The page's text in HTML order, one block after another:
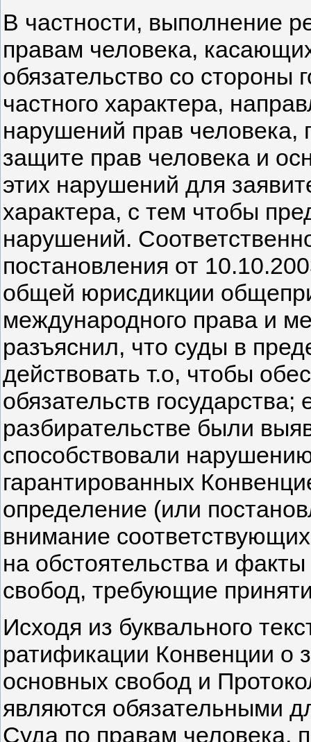
В частности, выполнение
правам человека,
обязательство со стороны
частного характера,
нарушений прав человека,
защите прав человека и
этих нарушений для
характера, с тем чтобы
нарушений.
постановления от
общей юрисдикции
международного права и
разъяснил, что суды в
действовать т.о, чтобы
обязательств
разбирательстве были
способствовали
гарантированных
определение (или
внимание
на обстоятельства и
свобод, требующие
Исходя из буквального
ратификации Конвенции о
основных свобод и
являются обязательными
Суда по правам человека,